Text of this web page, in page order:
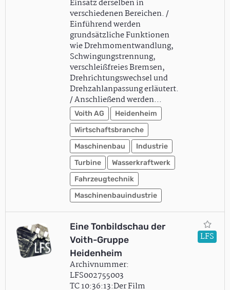
Einsatz derselben in
verschiedenen Bereichen. /
Einführend werden
grundsätzliche Funktionen
wie Drehmomentwandlung,
Schwingungstrennung,
verschleißfreies Bremsen,
Drehrichtungswechsel und
Drehzahlanpassung erläutert.
/ Anschließend werden…
Voith AG
Heidenheim
Wirtschaftsbranche
Maschinenbau
Industrie
Turbine
Wasserkraftwerk
Fahrzeugtechnik
Maschinenbauindustrie
Eine Tonbildschau der
Voith-Gruppe
Heidenheim
Archivnummer:
LFS002755003
TC 10:36:13:Der Film
LFS